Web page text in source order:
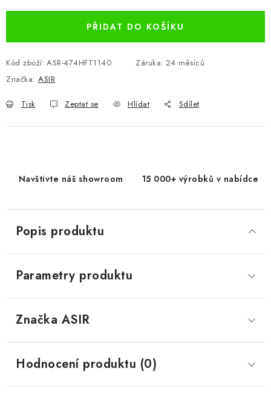
PŘIDAT DO KOŠÍKU
Kód zboží: ASR-474HFT1140 Záruka: 24 měsíců
Značka: ASIR
Tisk Zeptat se Hlídat Sdílet
Navštivte náš showroom 15 000+ výrobků v nabídce
Popis produktu
Parametry produktu
Značka ASIR
Hodnocení produktu (0)